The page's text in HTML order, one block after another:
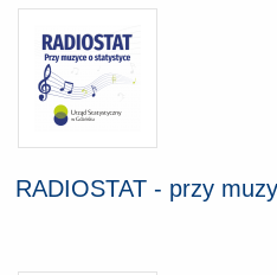
RADIOSTAT - przy